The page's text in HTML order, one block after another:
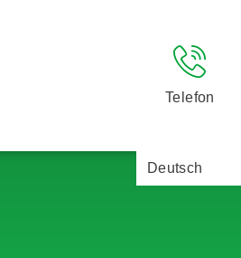
Telefon
Deutsch